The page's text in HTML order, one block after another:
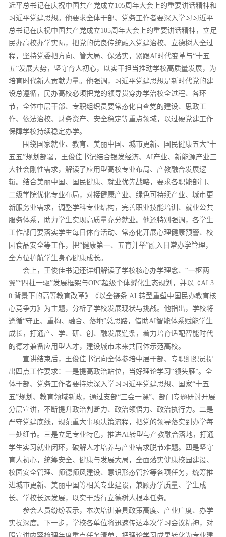
近平总书记在庆祝中国共产党成立105周年大会上的重要讲话精神和
习近平党建思想。他要求全体干部、党务工作者要深入学习习近平
总书记在庆祝中国共产党成立105周年大会上的重要讲话精神，立足
民办高校办学实际，把党的优良传统融入党建治校、立德树人全过
程，坚持党委把方向、管大局、保落实，紧跟AI时代变革与“十五
五”发展大势，坚守育人初心，以实干担当推动学校高质量发展，为
培育时代新人贡献力量。他强调，习近平党建思想是新时代党的建
设总遵循，民办高校必须把党的领导贯穿办学治校全过程、各环
节，全体中层干部、专职组织员要常态化自查党的建设、思政工
作、依法治校、财务资产、安全稳定等重点领域，以过硬党建工作
保障学校持续稳定办学。
围绕国家就业、教育、美丽中国、城市更新、国民健康五大“十
五五”规划部署，王俊佳书记结合银发经济、AI产业、新能源产业三
大社会刚性需求，解读了应用型高校专业布局、产教融合发展逻
辑。结合美丽中国、国民健康、就业优先战略，要求各职能部门、
二级学院优化专业布局，对接健康产业、绿色可持续产业、城市更
新服务业需求，调整学科专业结构，完善职业技能培训、就业公共
服务体系，助力学生实现高质量充分就业。他还特别强调，各学生
工作部门要落实学生每日体育活动、常态化开展心理健康预警、校
园食品安全等工作，把“健康第一、五育并举”融入日常办学管理，
全方位护航学生身心健康成长。
会上，王俊佳书记还详细解读了学校核心办学理念、“一枢两
翼”“四柱一驱”发展框架与OPC超级个体孵化生态规划，并以《AI 3.
0 背景下的高等教育改革》《以全链条 AI 转型重塑中国民办教育核
心竞争力》为主题，分析了学校发展现状与挑战。他指出，学校将
遵循“守正、重构、融合、落地”总思路，借助AI智能体系赋能学生
成长，打通产、学、研、创、融发展链条，着力培育适配智能时代
的德才兼备应用型人才，建设城市未来共同体示范高校。
宣讲结束后，王俊佳书记向全体参培中层干部、专职组织员提
出四点工作要求：一是提高政治站位，当好理论学习“领头雁”。全
体干部、党务工作者要持续深入学习习近平党建思想、国家“十五
五”规划、教育领域新政，通过支部“三会一课”、部门专题研讨开展
分层宣讲，不断提升政治判断力、政治领悟力、政治执行力。二是
严守党建底线，规范重大事项决策流程，把党的领导落实到办学每
一处细节。三是立足专业特色，推进AI转型与产教融合落地，打通
学生实习就业闭环，破解人才培养与产业需求脱节难题。四是坚守
育人初心，统筹安全、健康与发展大局，全面落实健康校园建设、
校园安全管理、师德师风建设、意识形态管控等各项任务，统筹推
进城市更新、美丽中国等相关专业建设，兼顾办学质量、学生成
长、学校长远发展，以实干践行立德树人根本任务。
参会人员纷纷表示，本次培训兼具政策高度、产业广度、办学
实操深度。下一步，学校各单位将迅速传达本次学习会议精神，对